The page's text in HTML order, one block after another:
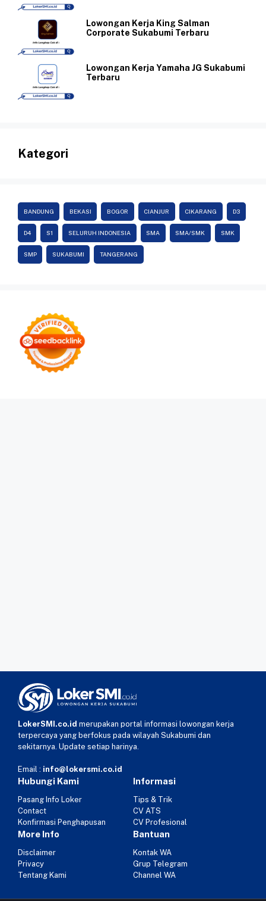
Lowongan Kerja King Salman
Corporate Sukabumi Terbaru
Lowongan Kerja Yamaha JG Sukabumi
Terbaru
Kategori
BANDUNG BEKASI BOGOR CIANJUR CIKARANG D3
D4 S1 SELURUH INDONESIA SMA SMA/SMK SMK
SMP SUKABUMI TANGERANG
LokerSMI.co.id merupakan portal informasi lowongan kerja
terpercaya yang berfokus pada wilayah Sukabumi dan
sekitarnya. Update setiap harinya.
Email : info@lokersmi.co.id
Hubungi Kami
Pasang Info Loker
Contact
Konfirmasi Penghapusan
Informasi
Tips & Trik
CV ATS
CV Profesional
More Info
Disclaimer
Privacy
Tentang Kami
Bantuan
Kontak WA
Grup Telegram
Channel WA